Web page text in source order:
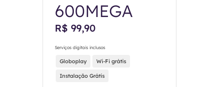
600MEGA
R$ 99,90
Serviços digitais inclusos
Globoplay Wi-Fi grátis
Instalação Grátis